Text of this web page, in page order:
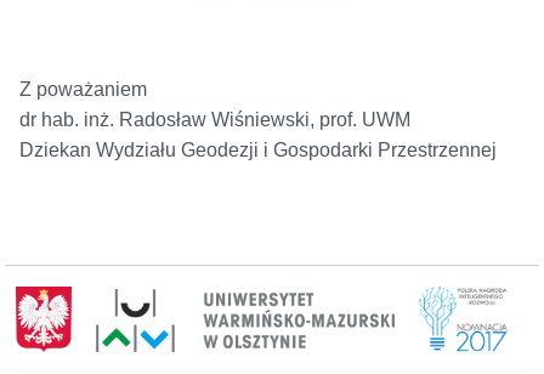
Z poważaniem
dr hab. inż. Radosław Wiśniewski, prof. UWM
Dziekan Wydziału Geodezji i Gospodarki Przestrzennej